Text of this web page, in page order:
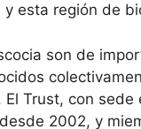
esta región de
son de
Trust, con
2002, y